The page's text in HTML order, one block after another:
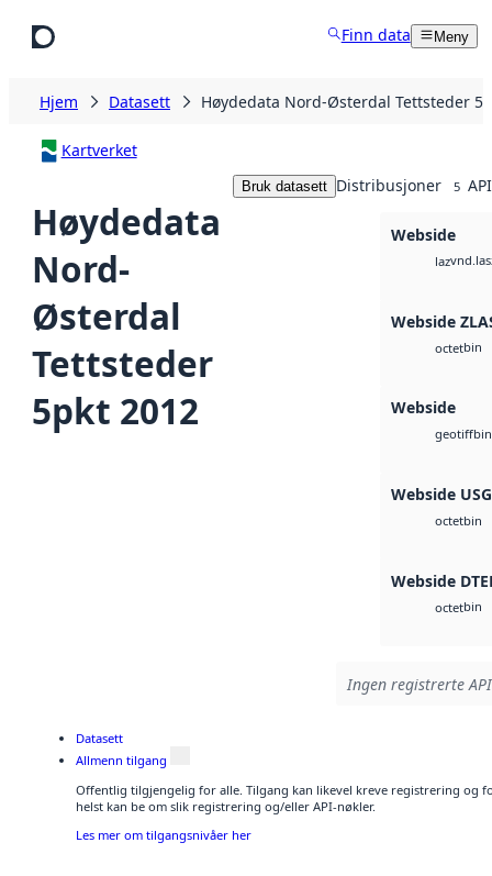
Finn data Meny
Hjem Datasett Høydedata Nord-Østerdal Tettsteder
Kartverket
Høydedata
Nord-
Østerdal
Tettsteder
5pkt 2012
Bruk datasett Distribusjoner 5
Webside
laz
Webside
octetbin
Webside
geotiffbin
Webside
octetbin
Webside
octetbin
Ingen registrerte
Datasett
Allmenn tilgang
Offentlig tilgjengelig for alle. Tilgang kan likevel kreve registrering og
helst kan be om slik registrering og/eller API-nøkler.
Les mer om tilgangsnivåer her